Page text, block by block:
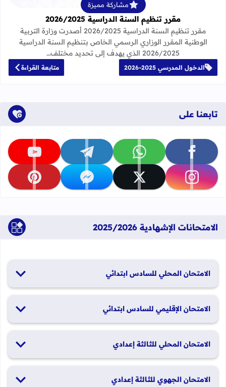
مشاركة مميزة
مقرر تنظيم السنة الدراسية 2026/2025
مقرر تنظيم السنة الدراسية 2026/2025 أصدرت وزارة التربية
الوطنية المقرر الوزاري الرسمي الخاص بتنظيم السنة الدراسية
2026/2025 الذي يهدف إلى تحديد مختلف…
الدخول المدرسي 2025-2026 متابعة القراءة
تابعنا على
تابعنا على facebook تابعنا على whatsapp تابعنا على telegram تابعنا على youtube
تابعنا على instagram تابعنا على x تابعنا على messenger تابعنا على pinterest
الامتحانات الإشهادية 2025/2026
الامتحان المحلي للسادس ابتدائي
الامتحان الإقليمي للسادس ابتدائي
الامتحان المحلي للثالثة إعدادي
الامتحان الجهوي للثالثة إعدادي